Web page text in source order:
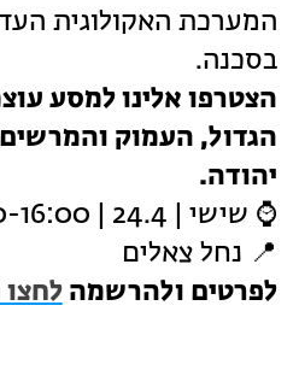
המערכת האקולוגית
בסכנה.
הצטרפו אלינו למסע
הגדול, העמוק
יהודה.
⌚ שישי | 24.4 | 7:00-16:00
📍 נחל צאלים
לפרטים ולהרשמהלחצו